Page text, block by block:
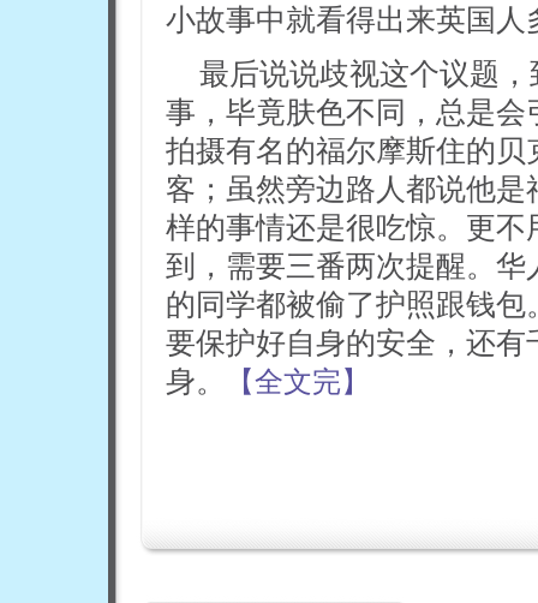
小故事中就看得出来英国
最后说说歧视这个议题
事，毕竟肤色不同，总是
拍摄有名的福尔摩斯住的
客；虽然旁边路人都说他
样的事情还是很吃惊。更
到，需要三番两次提醒。
的同学都被偷了护照跟钱
要保护好自身的安全，还
身。
【全文完】